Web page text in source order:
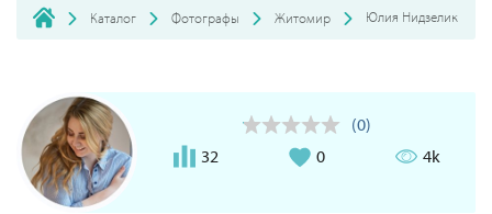
Каталог Фотографы Житомир Юлия Нидзелик
(0)
32
0 4k